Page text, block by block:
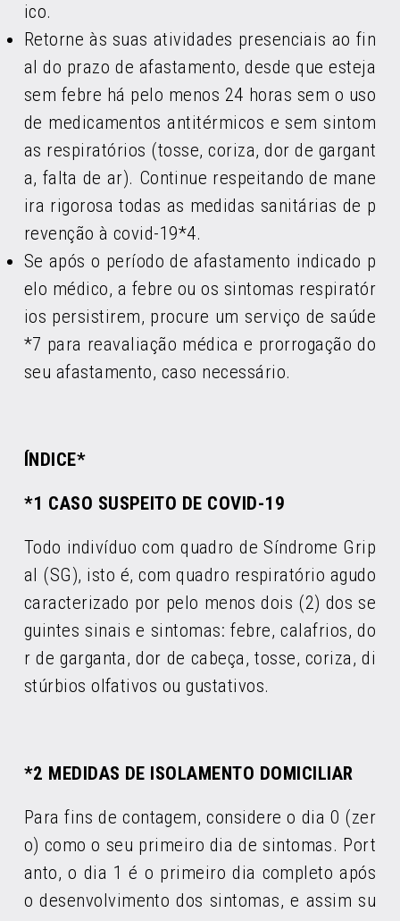
ico.
Retorne às suas atividades presenciais ao fin
al do prazo de afastamento, desde que esteja
sem febre há pelo menos 24 horas sem o uso
de medicamentos antitérmicos e sem sintom
as respiratórios (tosse, coriza, dor de gargant
a, falta de ar). Continue respeitando de mane
ira rigorosa todas as medidas sanitárias de p
revenção à covid-19*4.
Se após o período de afastamento indicado p
elo médico, a febre ou os sintomas respiratór
ios persistirem, procure um serviço de saúde
*7 para reavaliação médica e prorrogação do
seu afastamento, caso necessário.
ÍNDICE*
*1 CASO SUSPEITO DE COVID-19
Todo indivíduo com quadro de Síndrome Grip
al (SG), isto é, com quadro respiratório agudo
caracterizado por pelo menos dois (2) dos se
guintes sinais e sintomas: febre, calafrios, do
r de garganta, dor de cabeça, tosse, coriza, di
stúrbios olfativos ou gustativos.
*2 MEDIDAS DE ISOLAMENTO DOMICILIAR
Para fins de contagem, considere o dia 0 (zer
o) como o seu primeiro dia de sintomas. Port
anto, o dia 1 é o primeiro dia completo após
o desenvolvimento dos sintomas, e assim su